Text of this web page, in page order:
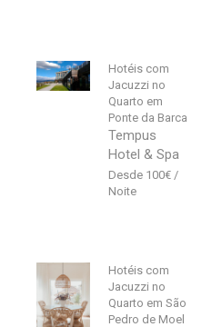
Hotéis com
Jacuzzi no
Quarto em
Ponte da Barca
Tempus
Hotel & Spa
100€
Hotéis com
Jacuzzi no
Quarto em São
Pedro de Moel